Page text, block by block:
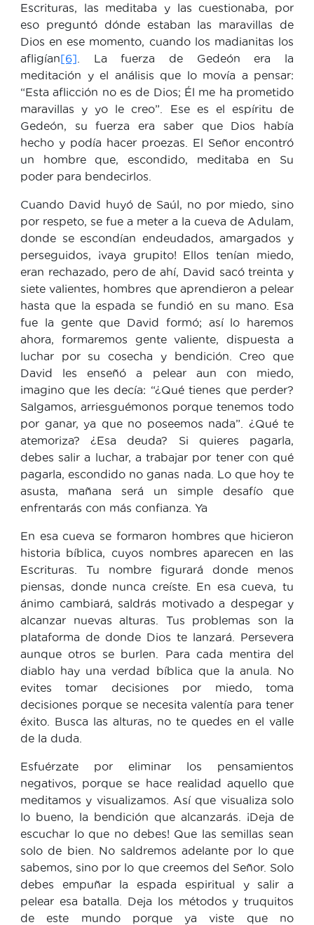
Escrituras, las meditaba y las cuestionaba, por
eso preguntó dónde estaban las maravillas de
Dios en ese momento, cuando los madianitas los
afligían[6] . La fuerza de Gedeón era la
meditación y el análisis que lo movía a pensar:
“Esta aflicción no es de Dios; Él me ha prometido
maravillas y yo le creo”. Ese es el espíritu de
Gedeón, su fuerza era saber que Dios había
hecho y podía hacer proezas. El Señor encontró
un hombre que, escondido, meditaba en Su
poder para bendecirlos.
Cuando David huyó de Saúl, no por miedo, sino
por respeto, se fue a meter a la cueva de Adulam,
donde se escondían endeudados, amargados y
perseguidos, ¡vaya grupito! Ellos tenían miedo,
eran rechazado, pero de ahí, David sacó treinta y
siete valientes, hombres que aprendieron a pelear
hasta que la espada se fundió en su mano. Esa
fue la gente que David formó; así lo haremos
ahora, formaremos gente valiente, dispuesta a
luchar por su cosecha y bendición. Creo que
David les enseñó a pelear aun con miedo,
imagino que les decía: “¿Qué tienes que perder?
Salgamos, arriesguémonos porque tenemos todo
por ganar, ya que no poseemos nada”. ¿Qué te
atemoriza? ¿Esa deuda? Si quieres pagarla,
debes salir a luchar, a trabajar por tener con qué
pagarla, escondido no ganas nada. Lo que hoy te
asusta, mañana será un simple desafío que
enfrentarás con más confianza. Ya
En esa cueva se formaron hombres que hicieron
historia bíblica, cuyos nombres aparecen en las
Escrituras. Tu nombre figurará donde menos
piensas, donde nunca creíste. En esa cueva, tu
ánimo cambiará, saldrás motivado a despegar y
alcanzar nuevas alturas. Tus problemas son la
plataforma de donde Dios te lanzará. Persevera
aunque otros se burlen. Para cada mentira del
diablo hay una verdad bíblica que la anula. No
evites tomar decisiones por miedo, toma
decisiones porque se necesita valentía para tener
éxito. Busca las alturas, no te quedes en el valle
de la duda.
Esfuérzate por eliminar los pensamientos
negativos, porque se hace realidad aquello que
meditamos y visualizamos. Así que visualiza solo
lo bueno, la bendición que alcanzarás. ¡Deja de
escuchar lo que no debes! Que las semillas sean
solo de bien. No saldremos adelante por lo que
sabemos, sino por lo que creemos del Señor. Solo
debes empuñar la espada espiritual y salir a
pelear esa batalla. Deja los métodos y truquitos
de este mundo porque ya viste que no